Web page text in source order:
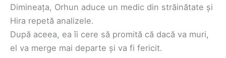
Dimineața, Orhun aduce un medic din străinătate și
Hira repetă analizele.
După aceea, ea îi cere să promită că dacă va muri,
el va merge mai departe și va fi fericit.